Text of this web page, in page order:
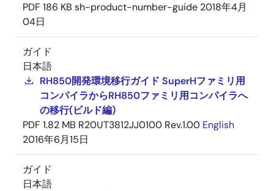
PDF 186 KB sh-product-number-guide 2018年4月
04日
ガイド
日本語
RH850開発環境移行ガイド SuperHファミリ用
コンパイラからRH850ファミリ用コンパイラへ
の移行(ビルド編)
PDF 1.82 MB R20UT3812JJ0100 Rev.1.00 English
2016年6月15日
ガイド
日本語